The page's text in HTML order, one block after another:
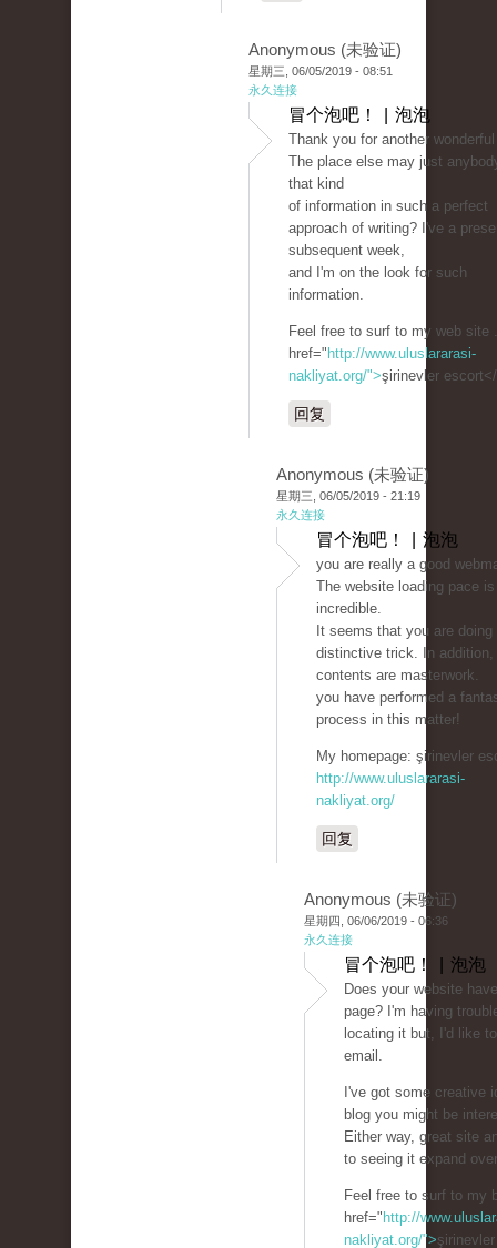
Anonymous (未验证)
星期三, 06/05/2019 - 08:51
永久连接
冒个泡吧！ | 泡泡
Thank you for another
The place else may just
that kind
of information in such a perfect
approach of writing? I've a
subsequent week,
and I'm on the look for such
information.
Feel free to surf to my web site
href=" http://www.uluslararasi-
nakliyat.org/">şirinevler
回复
Anonymous (未验证)
星期三, 06/05/2019 - 21:19
永久连接
冒个泡吧！ | 泡泡
you are really a good
The website loading pace is
incredible.
It seems that you are doing
distinctive trick. In addition,
contents are masterwork.
you have performed a
process in this matter!
My homepage: şirinevler
http://www.uluslararasi-
nakliyat.org/
回复
Anonymous (未验证)
星期四, 06/06/2019 - 06:36
永久连接
冒个泡吧！ | 泡泡
Does your website
page? I'm having
locating it but, I'd like
email.
I've got some creative
blog you might be
Either way, great site
to seeing it expand
Feel free to surf to my
href=" http://
nakliyat.org/">